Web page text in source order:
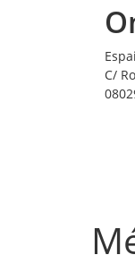
C/